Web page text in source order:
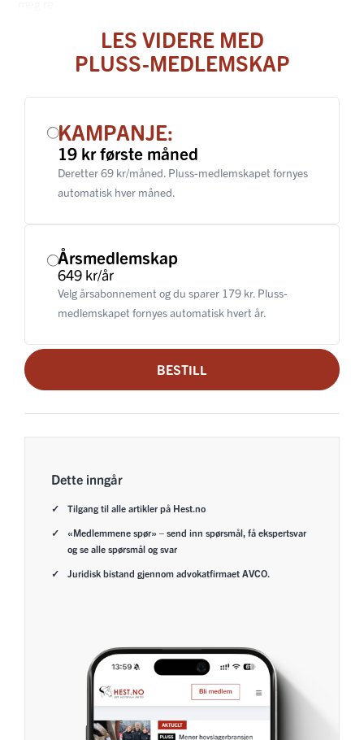
LES VIDERE MED
PLUSS-MEDLEMSKAP
KAMPANJE:
19 kr første måned
Deretter 69 kr/måned. Pluss-medlemskapet fornyes
automatisk hver måned.
Årsmedlemskap
649 kr/år
Velg årsabonnement og du sparer 179 kr. Pluss-
medlemskapet fornyes automatisk hvert år.
BESTILL
Dette inngår
Tilgang til alle artikler på Hest.no
«Medlemmene spør» – send inn spørsmål, få ekspertsvar
og se alle spørsmål og svar
Juridisk bistand gjennom advokatfirmaet AVCO.